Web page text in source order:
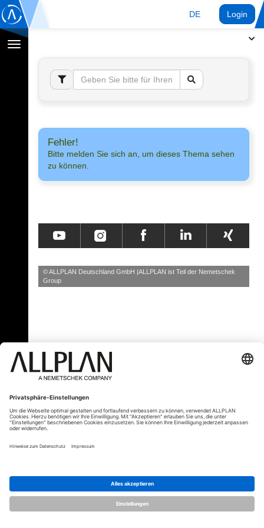
DE Login
Navigation
umschalten
Fehler!
Bitte melden Sie sich an, um dieses Thema sehen
zu können.
© ALLPLAN Deutschland GmbH ALLPLAN ist Teil der Nemetschek
Group